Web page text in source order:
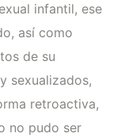
infantil, ese
así como
de su
sexualizados,
retroactiva,
no pudo ser